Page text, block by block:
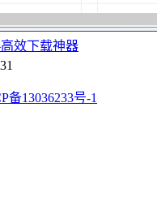
效下载神器
备13036233号-1